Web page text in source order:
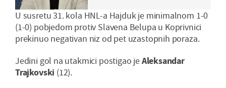
U susretu 31. kola HNL-a Hajduk je minimalnom 1-0
(1-0) pobjedom protiv Slavena Belupa u Koprivnici
prekinuo negativan niz od pet uzastopnih poraza.
Jedini gol na utakmici postigao jeAleksandar
Trajkovski (12).